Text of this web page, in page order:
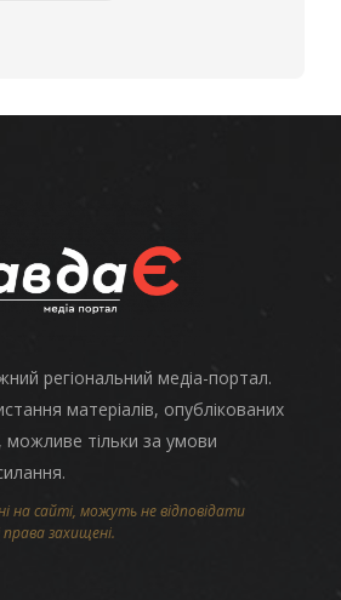
регіональний медіа-портал.
матеріалів, опублікованих
тільки за умови
на сайті, можуть не відповідати
права захищені.